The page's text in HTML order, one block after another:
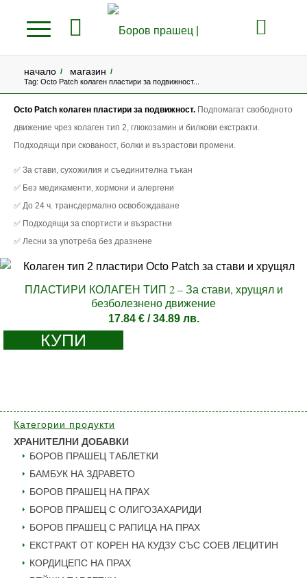
начало / магазин /
Tag: Octo Patch колаген пластири за подвижност...
Octo Patch колаген пластири за подвижност. Подпомагат свободното
движение чрез колаген тип 2, глюкозамин и билкови екстракти.
Подходящи при скованост, болки и възрастови промени.
✅ За стави, сухожилия и съединителна тъкан
✅ Без медикаменти, хормони и алергени
✅ До 24 ч. трансдермално освобождаване
✅ Подходящи за спортисти и възрастни
✅ Лесни за употреба без дразнене
ПЛАСТИРИ КОЛАГЕН ТИП 2 – За стави, хрущял и
безболезнено движение
17.84 €/ 34.89 лв.
КУПИ
Категории продукти
ХРАНИТЕЛНИ ДОБАВКИ
БОРОВ ПРАШЕЦ ТАБЛЕТКИ
БАМБУК НА ЗДРАВЕТО
БОРОВ ПРАШЕЦ НА ПРАХ
БОРОВ ПРАШЕЦ С ОЛИГОЗАХАРИДИ
БОРОВ ПРАШЕЦ С РАПИЦА НА ПРАХ
ЕКСТРАКТ ОТ КОРЕН НА КУДЗУ СЪС СОЕВ ЛЕЦИТИН
КОРДИЦЕПС НА ПРАХ